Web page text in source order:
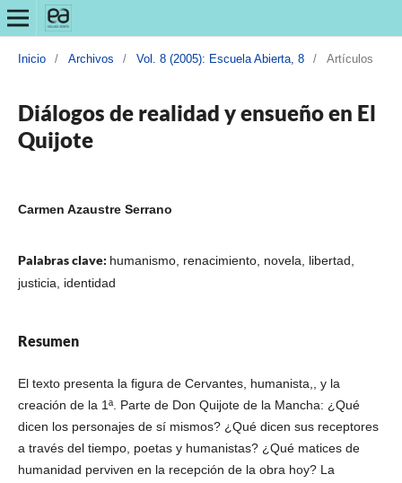
Inicio / Archivos / Vol. 8 (2005): Escuela Abierta, 8 / Artículos
Diálogos de realidad y ensueño en El
Quijote
Carmen Azaustre Serrano
Palabras clave: humanismo, renacimiento, novela, libertad,
justicia, identidad
Resumen
El texto presenta la figura de Cervantes, humanista,, y la
creación de la 1ª. Parte de Don Quijote de la Mancha: ¿Qué
dicen los personajes de sí mismos? ¿Qué dicen sus receptores
a través del tiempo, poetas y humanistas? ¿Qué matices de
humanidad perviven en la recepción de la obra hoy? La